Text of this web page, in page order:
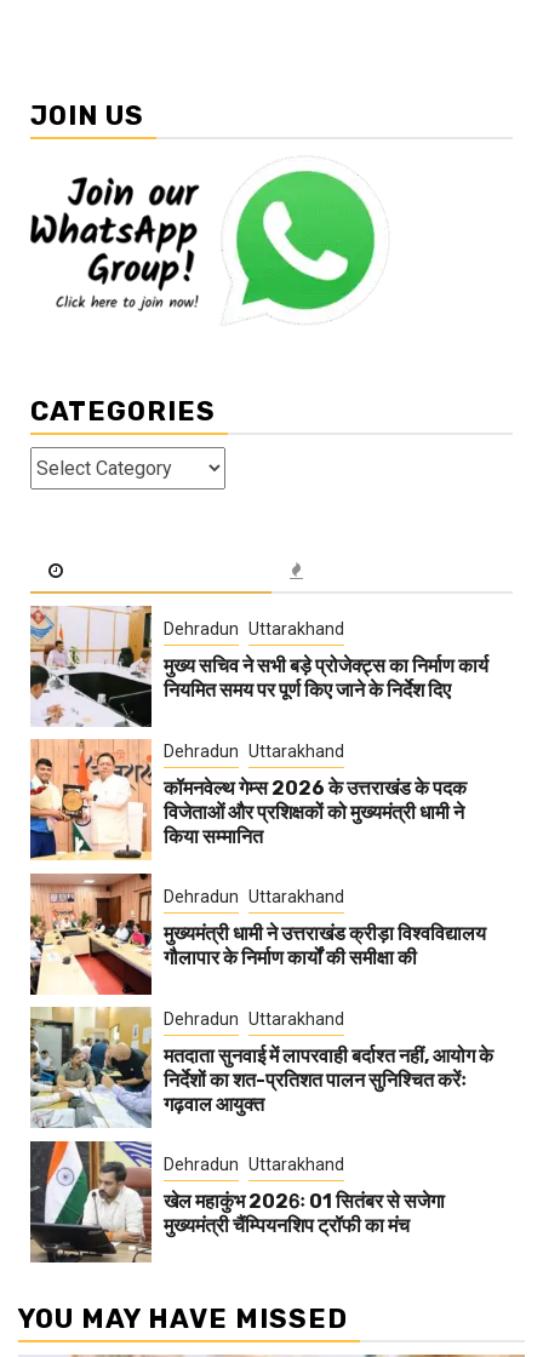
JOIN US
CATEGORIES
Categories
Dehradun Uttarakhand
मुख्य सचिव ने सभी बड़े प्रोजेक्ट्स का निर्माण कार्य
नियमित समय पर पूर्ण किए जाने के निर्देश दिए
Dehradun Uttarakhand
कॉमनवेल्थ गेम्स 2026 के उत्तराखंड के पदक
विजेताओं और प्रशिक्षकों को मुख्यमंत्री धामी ने
किया सम्मानित
Dehradun Uttarakhand
मुख्यमंत्री धामी ने उत्तराखंड क्रीड़ा विश्वविद्यालय
गौलापार के निर्माण कार्यों की समीक्षा की
Dehradun Uttarakhand
मतदाता सुनवाई में लापरवाही बर्दाश्त नहीं, आयोग के
निर्देशों का शत-प्रतिशत पालन सुनिश्चित करेंः
गढ़वाल आयुक्त
Dehradun Uttarakhand
खेल महाकुंभ 2026ः 01 सितंबर से सजेगा
मुख्यमंत्री चैंम्पियनशिप ट्रॉफी का मंच
YOU MAY HAVE MISSED